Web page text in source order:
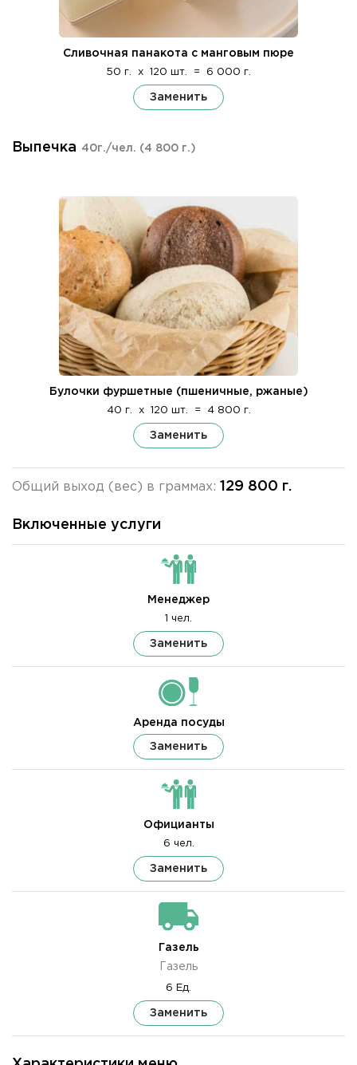
Сливочная панакота с манговым пюре
50 г. x 120 шт. = 6 000 г.
Заменить
Выпечка 40г./чел. (4 800 г.)
Булочки фуршетные (пшеничные, ржаные)
40 г. x 120 шт. = 4 800 г.
Заменить
Общий выход (вес) в граммах: 129 800 г.
Включенные услуги
Менеджер
1 чел.
Заменить
Аренда посуды
Заменить
Официанты
6 чел.
Заменить
Газель
Газель
6 Ед.
Заменить